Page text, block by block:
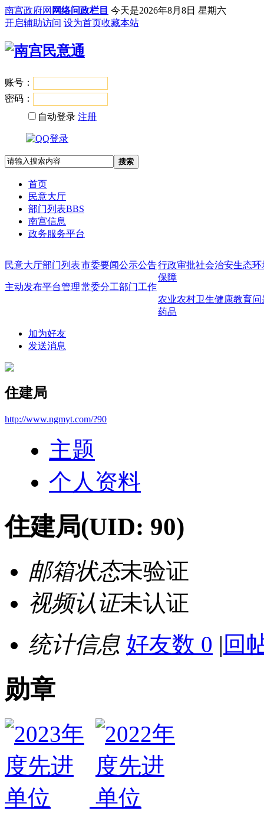
南宫政府网 网络问政栏目 今天是2026年8月8日 星期六
开启辅助访问 设为首页收藏本站
账号：
密码：
自动登录 注册
搜索
首页
民意大厅
部门列表BBS
南宫信息
政务服务平台
民意大厅部门列表
主动发布平台管理
市委要闻公示公告
常委分工部门工作
行政审批社会治安生态环
保障
农业农村卫生健康教育问
药品
加为好友
发送消息
住建局
http://www.ngmyt.com/?90
主题
个人资料
住建局(UID: 90)
邮箱状态未验证
视频认证未认证
统计信息 好友数 0 | 回
勋章